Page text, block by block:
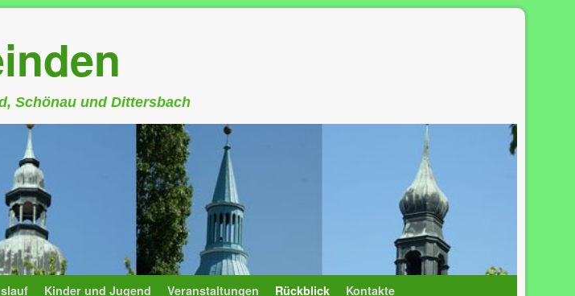
Schönau und Dittersbach
Kinder und Jugend Veranstaltungen Rückblick Kontakte